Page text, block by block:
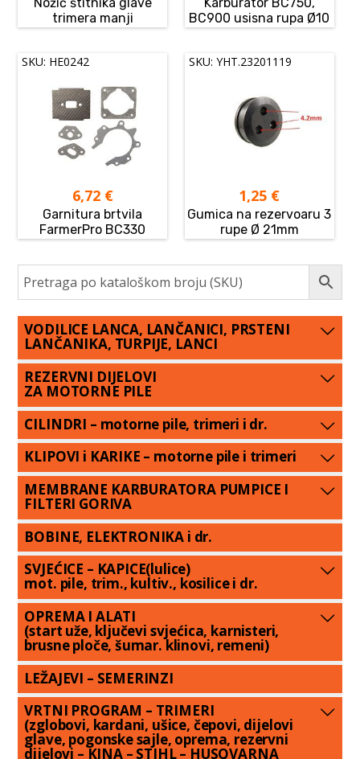
trimera manji
BC900 usisna rupa Ø10
SKU: HE0242
6,72 €
Garnitura brtvila
FarmerPro BC330
SKU: YHT.23201119
1,25 €
Gumica na rezervoaru 3
rupe Ø 21mm
VODILICE LANCA, LANČANICI, PRSTENI
LANČANIKA, TURPIJE, LANCI
REZERVNI DIJELOVI
ZA MOTORNE PILE
CILINDRI – motorne pile, trimeri i dr.
KLIPOVI i KARIKE – motorne pile i trimeri
MEMBRANE KARBURATORA PUMPICE I
FILTERI GORIVA
BOBINE, ELEKTRONIKA i dr.
SVJEĆICE – KAPICE(lulice)
mot. pile, trim., kultiv., kosilice i dr.
OPREMA I ALATI
(start uže, ključevi svjećica, karnisteri,
brusne ploče, šumar. klinovi, remeni)
LEŽAJEVI – SEMERINZI
VRTNI PROGRAM – TRIMERI
(zglobovi, kardani, ušice, čepovi, dijelovi
glave, pogonske sajle, oprema, rezervni
dijelovi – KINA – STIHL – HUSQVARNA